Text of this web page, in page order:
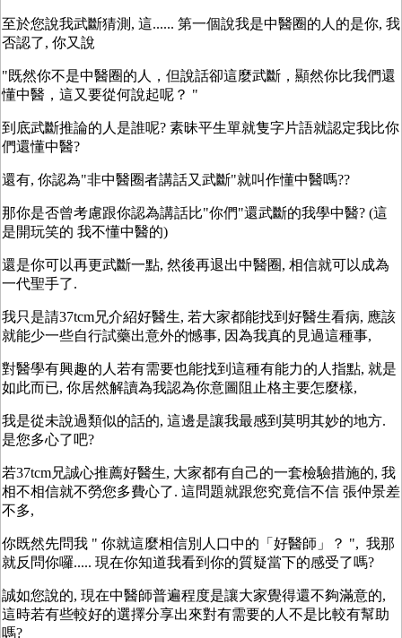
至於您說我武斷猜測, 這...... 第一個說我是中醫圈的人的是你, 我
否認了, 你又說
"既然你不是中醫圈的人，但說話卻這麼武斷，顯然你比我們還
懂中醫，這又要從何說起呢？ "
到底武斷推論的人是誰呢? 素昧平生單就隻字片語就認定我比你
們還懂中醫?
還有, 你認為"非中醫圈者講話又武斷"就叫作懂中醫嗎??
那你是否曾考慮跟你認為講話比"你們"還武斷的我學中醫? (這
是開玩笑的 我不懂中醫的)
還是你可以再更武斷一點, 然後再退出中醫圈, 相信就可以成為
一代聖手了.
我只是請37tcm兄介紹好醫生, 若大家都能找到好醫生看病, 應該
就能少一些自行試藥出意外的憾事, 因為我真的見過這種事,
對醫學有興趣的人若有需要也能找到這種有能力的人指點, 就是
如此而已, 你居然解讀為我認為你意圖阻止格主要怎麼樣,
我是從未說過類似的話的, 這邊是讓我最感到莫明其妙的地方.
是您多心了吧?
若37tcm兄誠心推薦好醫生, 大家都有自己的一套檢驗措施的, 我
相不相信就不勞您多費心了. 這問題就跟您究竟信不信 張仲景差
不多,
你既然先問我 " 你就這麼相信別人口中的「好醫師」？ ", 我那
就反問你囉..... 現在你知道我看到你的質疑當下的感受了嗎?
誠如您說的, 現在中醫師普遍程度是讓大家覺得還不夠滿意的,
這時若有些較好的選擇分享出來對有需要的人不是比較有幫助
嗎?